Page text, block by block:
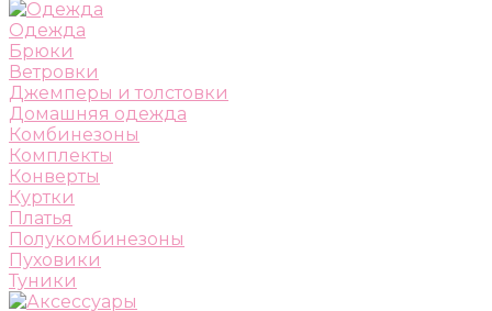
Одежда
Брюки
Ветровки
Джемперы и толстовки
Домашняя одежда
Комбинезоны
Комплекты
Конверты
Куртки
Платья
Полукомбинезоны
Пуховики
Туники